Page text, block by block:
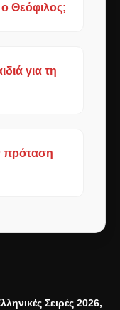
ο Θεόφιλος;
για τη
πρόταση
Σειρές 2026